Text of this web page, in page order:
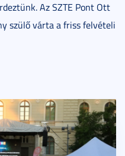
Az SZTE Pont Ott
szülő várta a friss felvételi